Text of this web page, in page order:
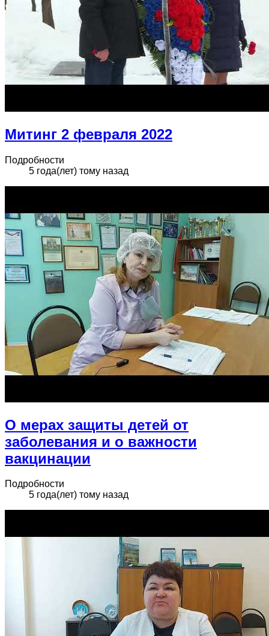
Митинг 2 февраля 2022
Подробности
5 года(лет) тому назад
О мерах защиты детей от
заболевания и о важности
вакцинации
Подробности
5 года(лет) тому назад